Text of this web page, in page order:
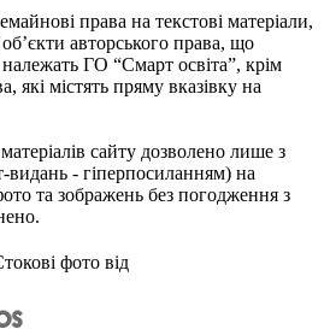
права на текстові матеріали,
авторського права, що
ГО “Смарт освіта”, крім
які містять пряму вказівку на
сайту дозволено лише з
видань - гіперпосиланням) на
та зображень без погодження з
фото від